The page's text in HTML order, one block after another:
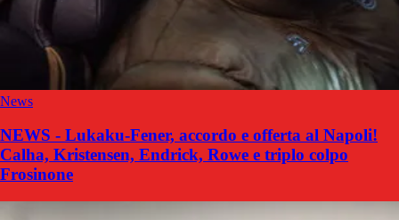
News
NEWS - Lukaku-Fener, accordo e offerta al Napoli!
Calha, Kristensen, Endrick, Rowe e triplo colpo
Frosinone